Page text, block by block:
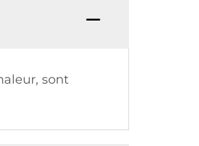
sont